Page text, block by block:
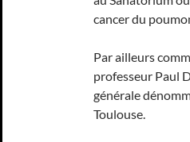
cancer du
Par ailleurs
professeur Paul
générale
Toulouse.